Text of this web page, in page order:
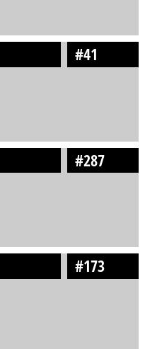
#41
#287
#173